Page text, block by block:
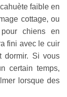
faible en
cottage, ou
chiens en
fini avec le cuir
dormir. Si vous
certain temps,
lorsque des